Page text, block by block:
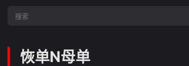
恢单N母单